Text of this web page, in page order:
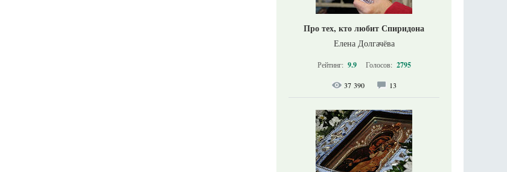
Про тех, кто любит Спиридона
Елена Долгачёва
Рейтинг: 9.9 Голосов: 2795
37 390 13